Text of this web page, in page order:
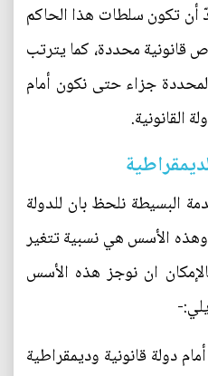
أن تكون سلطات هذا الحاكم
محددة، كما يترتب
جزاء حتى نكون أمام
القانونية.
البسيطة نلحظ بان للدولة
وهذه الأسس هي نسبية تتغير
ان نوجز هذه الأسس
دولة قانونية وديمقراطية